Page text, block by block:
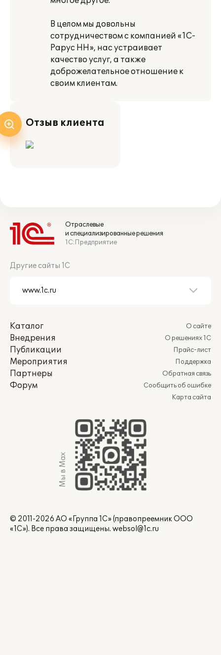
В целом мы довольны
сотрудничеством с компанией «1С-
Рарус НН», нас устраивает
качество услуг, а также
доброжелательное отношение к
своим клиентам.
Отзыв клиента
Отраслевые
и специализированные решения
1С:Предприятие
Другие сайты 1С
Каталог
Внедрения
Публикации
Мероприятия
Партнеры
Форум
О сайте
О решениях 1С
Прайс-лист
Поддержка
Обратная связь
Сообщить об ошибке
Карта сайта
Мы в Max
© 2011-2026 АО «Группа 1С» (правопреемник ООО
«1С»). Все права защищены. websol@1c.ru